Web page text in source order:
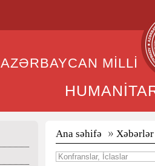
AZƏRBAYCAN
Ana səhifə Xəbərlər